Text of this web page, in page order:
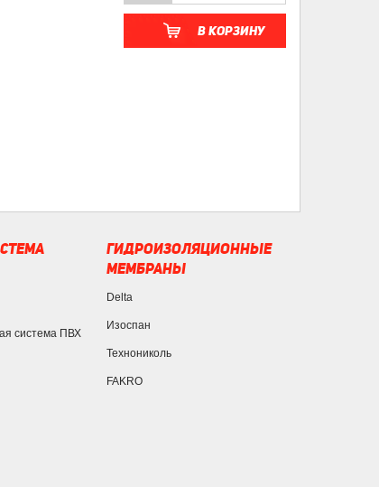
В корзину
система ПВХ
ГИДРОИЗОЛЯЦИОННЫЕ
МЕМБРАНЫ
Delta
Изоспан
Технониколь
FAKRO